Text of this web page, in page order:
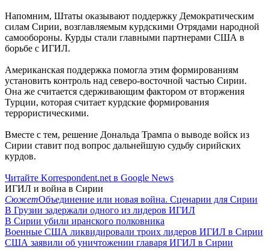
Напомним, Штаты оказывают поддержку Демократическим
силам Сирии, возглавляемым курдскими Отрядами народной
самообороны. Курды стали главными партнерами США в
борьбе с ИГИЛ.
Американская поддержка помогла этим формированиям
установить контроль над северо-восточной частью Сирии.
Она же считается сдерживающим фактором от вторжения
Турции, которая считает курдские формирования
террористическими.
Вместе с тем, решение Дональда Трампа о выводе войск из
Сирии ставит под вопрос дальнейшую судьбу сирийских
курдов.
Читайте Korrespondent.net в Google News
ИГИЛ и война в Сирии
СюжетОбъединение или новая война. Сценарии для Сирии
В Грузии задержали одного из лидеров ИГИЛ
В Сирии убили иранского полковника
Военные США ликвидировали троих лидеров ИГИЛ в Сирии
США заявили об уничтожении главаря ИГИЛ в Сирии